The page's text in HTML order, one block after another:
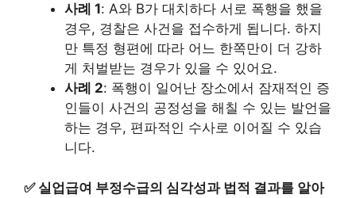
사례 1: A와 B가 대치하다 서로 폭행을 했을
경우, 경찰은 사건을 접수하게 됩니다. 하지
만 특정 형편에 따라 어느 한쪽만이 더 강하
게 처벌받는 경우가 있을 수 있어요.
사례 2: 폭행이 일어난 장소에서 잠재적인 증
인들이 사건의 공정성을 해칠 수 있는 발언을
하는 경우, 편파적인 수사로 이어질 수 있습
니다.
✅ 실업급여 부정수급의 심각성과 법적 결과를 알아